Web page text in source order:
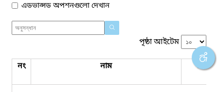
এডভান্সড অপশনগুলো দেখান
পৃষ্ঠা আইটেম
নং নাম